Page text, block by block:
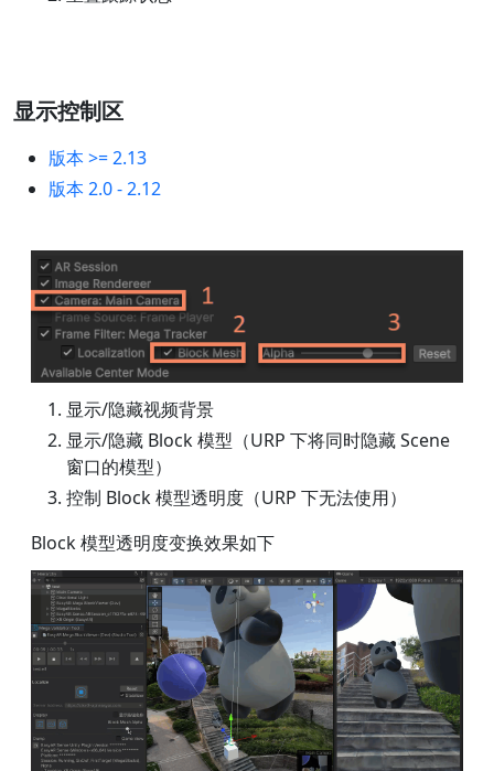
显示控制区
版本 >= 2.13
版本 2.0 - 2.12
显示/隐藏视频背景
显示/隐藏 Block 模型（URP 下将同时隐藏 Scene
窗口的模型）
控制 Block 模型透明度（URP 下无法使用）
Block 模型透明度变换效果如下